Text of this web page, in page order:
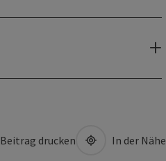
Beitrag drucken In der Nähe